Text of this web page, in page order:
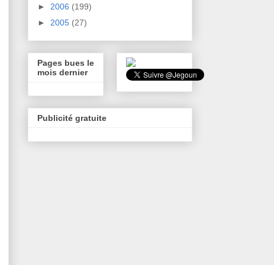
► 2006 (199)
► 2005 (27)
Pages bues le
mois dernier
Publicité gratuite